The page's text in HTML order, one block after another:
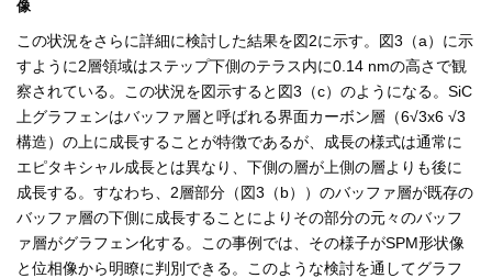
像
この状況をさらに詳細に検討した結果を図2に示す。図3（a）に示
すように2層領域はステップ下側のテラス内に0.14 nmの高さで観
察されている。この状況を図示すると図3（c）のようになる。SiC
上グラフェンはバッファ層と呼ばれる界面カーボン層（6√3x6 √3
構造）の上に成長することが特徴であるが、成長の様式は通常に
エピタキシャル成長とは異なり、下側の層が上側の層よりも後に
成長する。すなわち、2層部分（図3（b））のバッファ層が既存の
バッファ層の下側に成長することによりその部分の元々のバッフ
ァ層がグラフェン化する。この事例では、その様子がSPM形状像
と位相像から明瞭に判別できる。このような検討を通してグラフ